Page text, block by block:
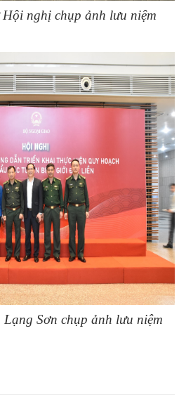
nghị chụp ảnh lưu niệm
Sơn chụp ảnh lưu niệm